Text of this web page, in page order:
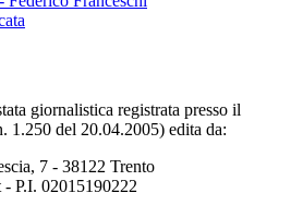
giornalistica registrata presso il
1.250 del 20.04.2005) edita da:
7 - 38122 Trento
P.I. 02015190222